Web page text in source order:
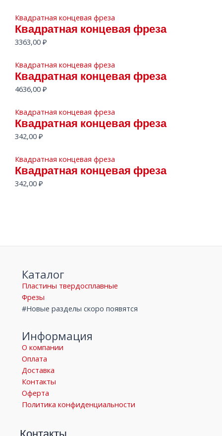
Квадратная концевая фреза
Квадратная концевая фреза
3363,00 ₽
Квадратная концевая фреза
Квадратная концевая фреза
4636,00 ₽
Квадратная концевая фреза
Квадратная концевая фреза
342,00 ₽
Квадратная концевая фреза
Квадратная концевая фреза
342,00 ₽
Каталог
Пластины твердосплавные
Фрезы
#Новые разделы скоро появятся
Информация
О компании
Оплата
Доставка
Контакты
Оферта
Политика конфиденциальности